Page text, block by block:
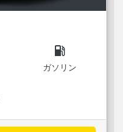
local_gas_station
ガソリン